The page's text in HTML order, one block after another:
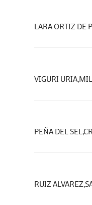
LARA ORTIZ DE
VIGURI
PEÑA DEL
RUIZ